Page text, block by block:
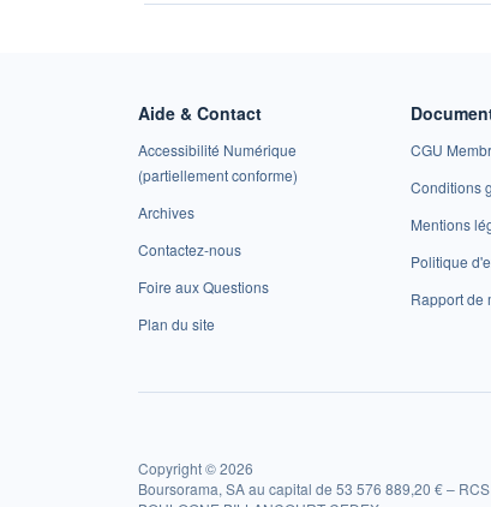
Aide & Contact
Accessibilité Numérique
(partiellement conforme)
Archives
Contactez-nous
Foire aux Questions
Plan du site
CGU
Conditions
Mentions
Politique
Rapport de
Copyright © 2026
Boursorama, SA au capital de 53 576 889,20 € –